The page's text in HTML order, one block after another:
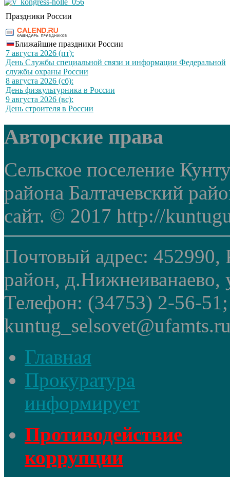
Праздники России
Ближайшие праздники России
7 августа 2026 (пт):
День Службы специальной связи и информации Федеральной
службы охраны России
8 августа 2026 (сб):
День физкультурника в России
9 августа 2026 (вс):
День строителя в России
Авторские права
Сельское поселение
района Балтачевский
сайт. © 2017 http://
Почтовый адрес: 452990,
район, д.Нижнеиванаево,
Телефон: (34753) 2-56-
Главная
Прокуратура
информирует
Противодействие
коррупции